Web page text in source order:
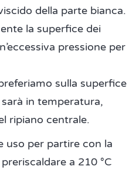
della parte bianca.
la superfice dei
pressione per
sulla superfice
in temperatura,
ripiano centrale.
uso per partire con la
a 210 °C